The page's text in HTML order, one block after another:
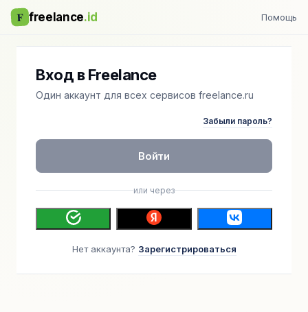
F freelance.id Помощь
Вход в Freelance
Один аккаунт для всех сервисов freelance.ru
Забыли пароль?
Войти
или через
Нет аккаунта? Зарегистрироваться